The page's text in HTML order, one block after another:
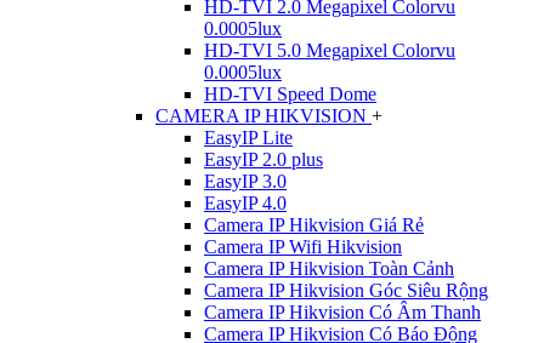
HD-TVI 2.0 Megapixel Colorvu
0.0005lux
HD-TVI 5.0 Megapixel Colorvu
0.0005lux
HD-TVI Speed Dome
CAMERA IP HIKVISION +
EasyIP Lite
EasyIP 2.0 plus
EasyIP 3.0
EasyIP 4.0
Camera IP Hikvision Giá Rẻ
Camera IP Wifi Hikvision
Camera IP Hikvision Toàn Cảnh
Camera IP Hikvision Góc Siêu Rộng
Camera IP Hikvision Có Âm Thanh
Camera IP Hikvision Có Báo Động